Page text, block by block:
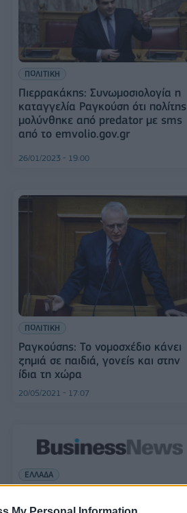
ΠΟΛΙΤΙΚΗ
Πιερρακάκης: Συνωμοσιολογία η
καταγγελία Ραγκούση ότι πολίτης
μολύνθηκε από predator με sms
από το emvolio.gov.gr
26/01/2023 - 19:00
ΠΟΛΙΤΙΚΗ
Ραγκούσης: Το νομοσχέδιο κάνει
ζημιά σε παιδιά, γονείς και στην
ίδια τη χώρα
20/05/2021 - 17:07
ΕΛΛΑΔΑ
λίστας Λαγκάρντ «σκότωσε» το